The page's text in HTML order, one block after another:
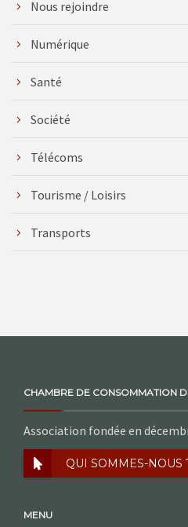
Nous rejoindre
Numérique
Santé
Société
Télécoms
Tourisme / Loisirs
Transports
CHAMBRE DE CONSOMMATION
Association fondée en
QUI SOMMES-NOUS
MENU